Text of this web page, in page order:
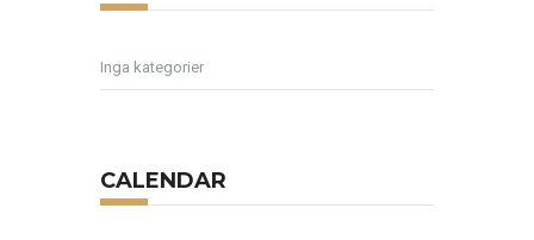
Inga kategorier
CALENDAR